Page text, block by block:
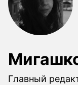
Главный